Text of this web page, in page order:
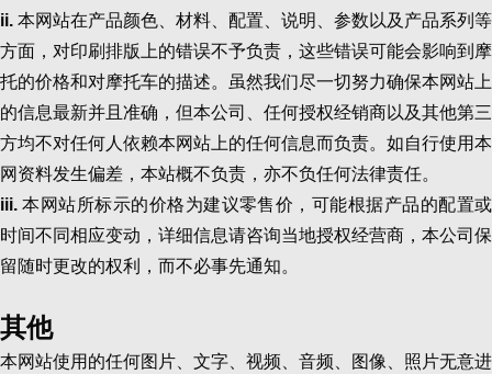
ii. 本网站在产品颜色、材料、配置、说明、参数以及产品系列等
方面，对印刷排版上的错误不予负责，这些错误可能会影响到摩
托的价格和对摩托车的描述。虽然我们尽一切努力确保本网站上
的信息最新并且准确，但本公司、任何授权经销商以及其他第三
方均不对任何人依赖本网站上的任何信息而负责。如自行使用本
网资料发生偏差，本站概不负责，亦不负任何法律责任。
iii.本网站所标示的价格为建议零售价，可能根据产品的配置或
时间不同相应变动，详细信息请咨询当地授权经营商，本公司保
留随时更改的权利，而不必事先通知。
其他
本网站使用的任何图片、文字、视频、音频、图像、照片无意进